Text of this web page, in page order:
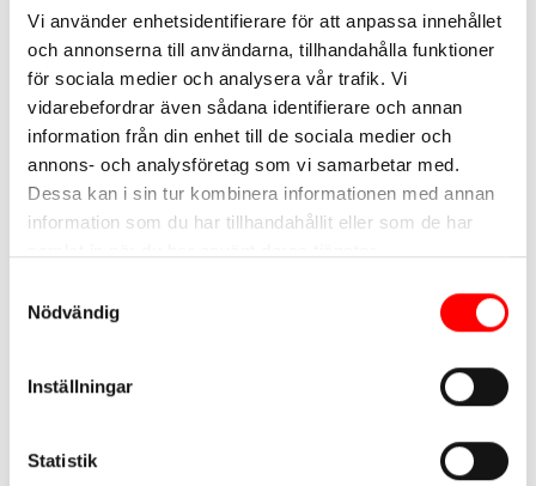
Vi använder enhetsidentifierare för att anpassa innehållet
och annonserna till användarna, tillhandahålla funktioner
för sociala medier och analysera vår trafik. Vi
vidarebefordrar även sådana identifierare och annan
information från din enhet till de sociala medier och
annons- och analysföretag som vi samarbetar med.
Dessa kan i sin tur kombinera informationen med annan
information som du har tillhandahållit eller som de har
Nödvändig
Inställningar
Statistik
materialet. Du får efter genomgången kurs full tillgång till
materialet.
Kurssdeltagares tankar kring materialet från tidigare
kurser:
”Tydligt, strukturerat & det de efterfrågar”
Att ge eleverna verktyg för att må bättre är verkligen något
”Detta är verktyg och metoder som är viktigt att ha med i
”ryggsäcken” genom livet. Att redan nu ha möjlighet att
börja träna, samtala och så frön är otroligt relevant och